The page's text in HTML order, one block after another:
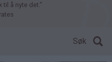
til å nyte det."
Søk